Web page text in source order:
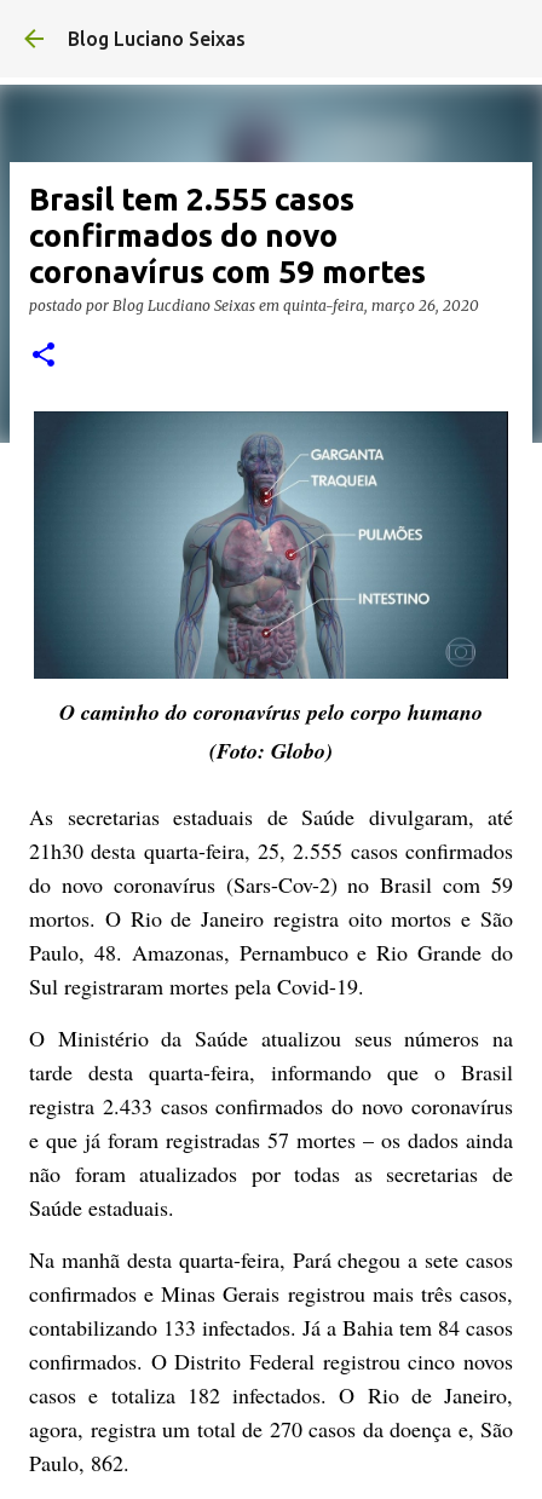
Blog Luciano Seixas
Brasil tem 2.555 casos
confirmados do novo
coronavírus com 59 mortes
postado por Blog Lucdiano Seixas em quinta-feira, março 26, 2020
O caminho do coronavírus pelo corpo humano
(Foto: Globo)
As secretarias estaduais de Saúde divulgaram, até
21h30 desta quarta-feira, 25, 2.555 casos confirmados
do novo coronavírus (Sars-Cov-2) no Brasil com 59
mortos. O Rio de Janeiro registra oito mortos e São
Paulo, 48. Amazonas, Pernambuco e Rio Grande do
Sul registraram mortes pela Covid-19.
O Ministério da Saúde atualizou seus números na
tarde desta quarta-feira, informando que o Brasil
registra 2.433 casos confirmados do novo coronavírus
e que já foram registradas 57 mortes – os dados ainda
não foram atualizados por todas as secretarias de
Saúde estaduais.
Na manhã desta quarta-feira, Pará chegou a sete casos
confirmados e Minas Gerais registrou mais três casos,
contabilizando 133 infectados. Já a Bahia tem 84 casos
confirmados. O Distrito Federal registrou cinco novos
casos e totaliza 182 infectados. O Rio de Janeiro,
agora, registra um total de 270 casos da doença e, São
Paulo, 862.